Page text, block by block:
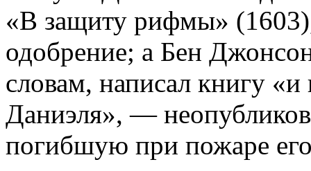
«В защиту рифмы»
одобрение; а Бен
словам, написал книгу
Даниэля», —
погибшую при пожаре